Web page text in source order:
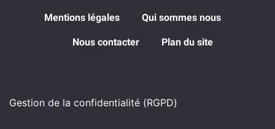
Mentions légales Qui sommes nous
Nous contacter Plan du site
Gestion de la confidentialité (RGPD)